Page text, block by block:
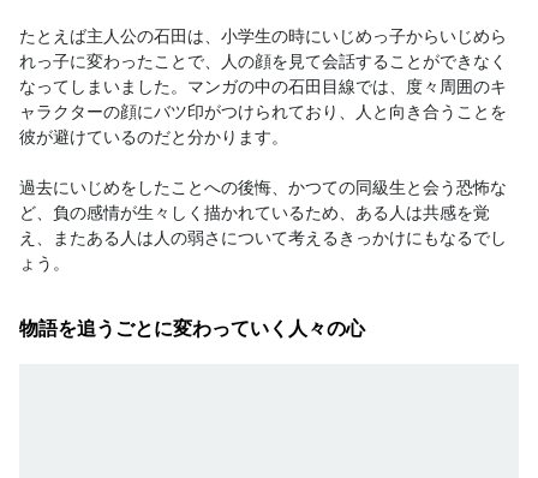
たとえば主人公の石田は、小学生の時にいじめっ子からいじめら
れっ子に変わったことで、人の顔を見て会話することができなく
なってしまいました。マンガの中の石田目線では、度々周囲のキ
ャラクターの顔にバツ印がつけられており、人と向き合うことを
彼が避けているのだと分かります。
過去にいじめをしたことへの後悔、かつての同級生と会う恐怖な
ど、負の感情が生々しく描かれているため、ある人は共感を覚
え、またある人は人の弱さについて考えるきっかけにもなるでし
ょう。
物語を追うごとに変わっていく人々の心